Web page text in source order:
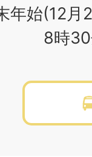
年始(12月
8時